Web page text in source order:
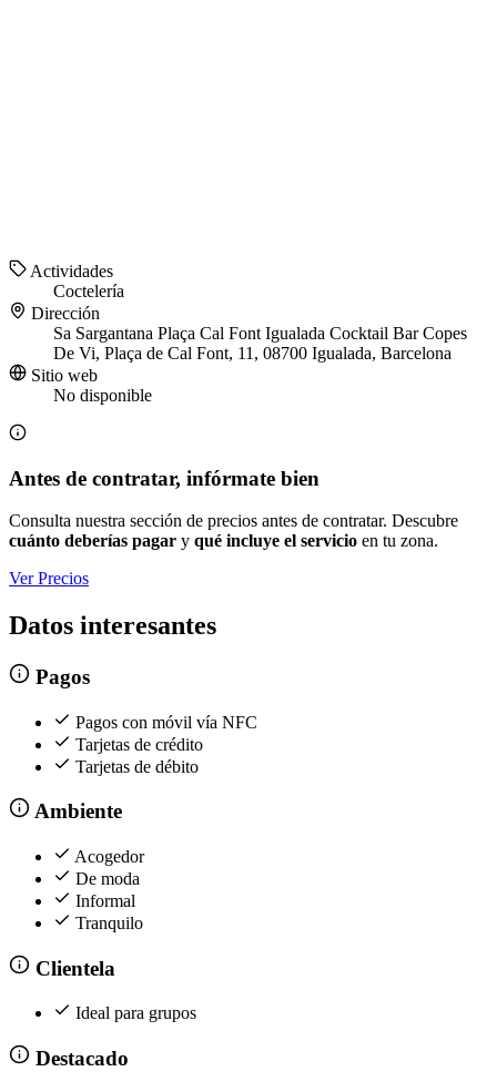
Actividades
Coctelería
Dirección
Sa Sargantana Plaça Cal Font Igualada Cocktail Bar Copes
De Vi, Plaça de Cal Font, 11, 08700 Igualada, Barcelona
Sitio web
No disponible
Antes de contratar, infórmate bien
Consulta nuestra sección de precios antes de contratar. Descubre
cuánto deberías pagar y qué incluye el servicio en tu zona.
Ver Precios
Datos interesantes
Pagos
Pagos con móvil vía NFC
Tarjetas de crédito
Tarjetas de débito
Ambiente
Acogedor
De moda
Informal
Tranquilo
Clientela
Ideal para grupos
Destacado